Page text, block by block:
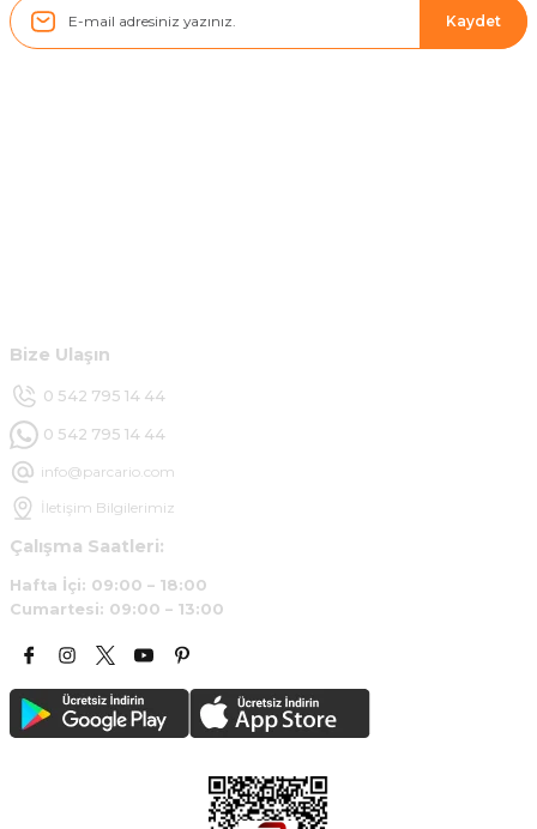
ü... y... | 17/05/2025 Kaydet
Bize Ulaşın
0 542 795 14 44
0 542 795 14 44
info@parcario.com
İletişim Bilgilerimiz
Çalışma Saatleri:
Hafta İçi: 09:00 – 18:00
Cumartesi: 09:00 – 13:00